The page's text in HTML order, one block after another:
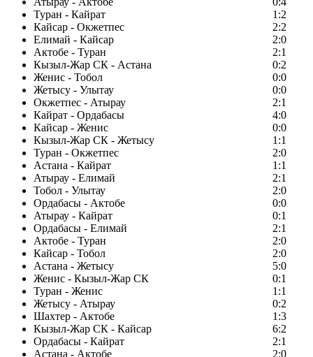
Туран - Кайрат
1:2
Кайсар - Окжетпес
2:2
Елимай - Кайсар
2:0
Актобе - Туран
2:1
Кызыл-Жар СК - Астана
0:2
Женис - Тобол
0:0
Жетысу - Улытау
0:0
Окжетпес - Атырау
2:1
Кайрат - Ордабасы
4:0
Кайсар - Женис
0:0
Кызыл-Жар СК - Жетысу
1:1
Туран - Окжетпес
2:0
Астана - Кайрат
1:1
Атырау - Елимай
2:1
Тобол - Улытау
2:0
Ордабасы - Актобе
0:0
Атырау - Кайрат
0:1
Ордабасы - Елимай
2:1
Актобе - Туран
2:0
Кайсар - Тобол
2:0
Астана - Жетысу
5:0
Женис - Кызыл-Жар СК
0:1
Туран - Женис
1:1
Жетысу - Атырау
0:2
Шахтер - Актобе
1:3
Кызыл-Жар СК - Кайсар
6:2
Ордабасы - Кайрат
2:1
Астана - Актобе
2:0